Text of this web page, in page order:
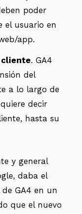
poder
el usuario en
app.
cliente. GA4
del
a lo largo de
decir
hasta su
y general
daba el
GA4 en un
que el nuevo